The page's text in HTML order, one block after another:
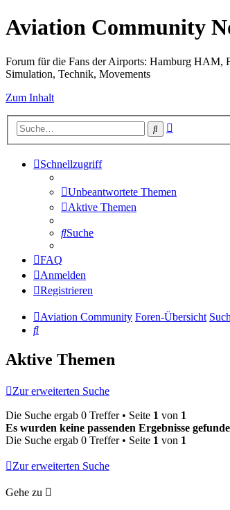
Aviation Community
Forum für die Fans der Airports: Hamburg
Simulation, Technik, Movements
Zum Inhalt
Suche
Schnellzugriff
Unbeantwortete Themen
Aktive Themen
Suche
FAQ
Anmelden
Registrieren
Aviation Community Foren-Übersicht
Suche
Aktive Themen
Zur erweiterten Suche
Die Suche ergab 0 Treffer • Seite 1 von 1
Es wurden keine passenden Ergebnisse
Die Suche ergab 0 Treffer • Seite 1 von 1
Zur erweiterten Suche
Gehe zu